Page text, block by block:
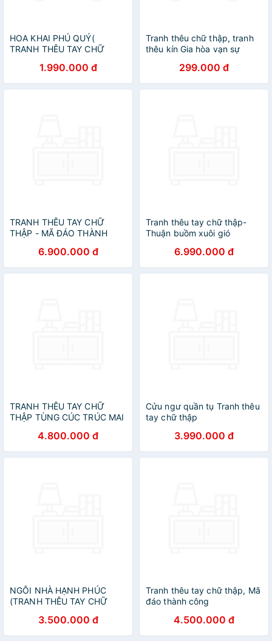
HOA KHAI PHÚ QUÝ(
TRANH THÊU TAY CHỮ
1.990.000 đ
Tranh thêu chữ thập, tranh
thêu kín Gia hòa vạn sự
299.000 đ
TRANH THÊU TAY CHỮ
THẬP - MÃ ĐÁO THÀNH
6.900.000 đ
Tranh thêu tay chữ thập-
Thuận buồm xuôi gió
6.990.000 đ
TRANH THÊU TAY CHỮ
THẬP TÙNG CÚC TRÚC MAI
4.800.000 đ
Cửu ngư quần tụ Tranh thêu
tay chữ thập
3.990.000 đ
NGÔI NHÀ HẠNH PHÚC
(TRANH THÊU TAY CHỮ
3.500.000 đ
Tranh thêu tay chữ thập, Mã
đáo thành công
4.500.000 đ